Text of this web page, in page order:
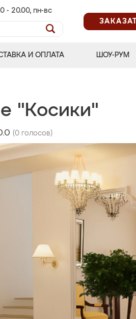
- 20.00, пн-вс
И ОПЛАТА ШОУ-РУМ
"Косики"
(0 голосов)